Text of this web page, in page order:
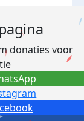
donaties voor